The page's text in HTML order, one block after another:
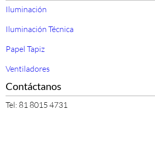
Iluminación
Iluminación Técnica
Papel Tapiz
Ventiladores
Contáctanos
Tel: 81 8015 4731